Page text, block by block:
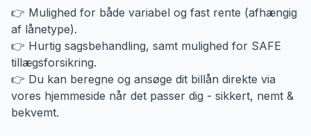
👉 Mulighed for både variabel og fast rente (afhængig
af lånetype).
👉 Hurtig sagsbehandling, samt mulighed for SAFE
tillægsforsikring.
👉 Du kan beregne og ansøge dit billån direkte via
vores hjemmeside når det passer dig - sikkert, nemt &
bekvemt.